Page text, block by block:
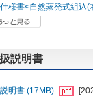
様書<自然蒸発式組込
説明書
明書 (17MB)